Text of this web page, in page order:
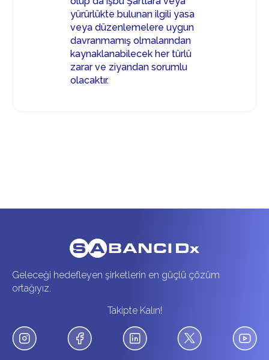
yürürlükte bulunan ilgili yasa
veya düzenlemelere uygun
davranmamış olmalarından
kaynaklanabilecek her türlü
zarar ve ziyandan sorumlu
Geleceği hedefleyen şirketlerin en güçlü çözüm
ortağıyız.
Takipte Kalın!